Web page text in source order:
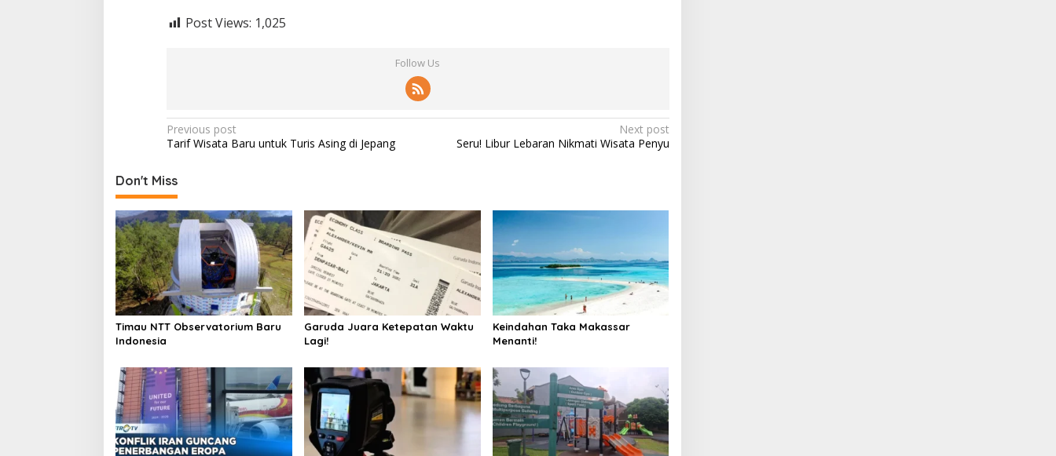
Post Views: 1,025
Follow Us
Post
navigation
Previous post
Tarif Wisata Baru untuk Turis Asing di Jepang
Next post
Seru! Libur Lebaran Nikmati Wisata Penyu
Don't Miss
Timau NTT Observatorium Baru
Indonesia
Garuda Juara Ketepatan Waktu
Lagi!
Keindahan Taka Makassar
Menanti!